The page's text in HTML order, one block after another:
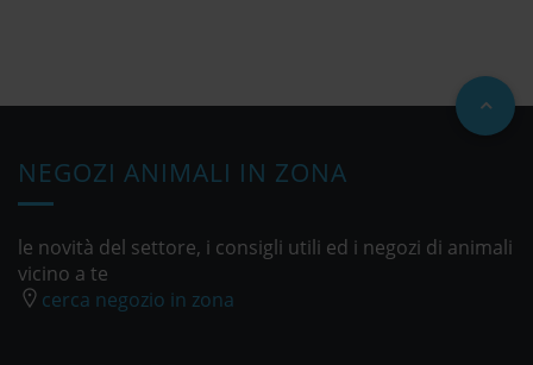
NEGOZI ANIMALI IN ZONA
le novità del settore, i consigli utili ed i negozi di animali
vicino a te
cerca negozio in zona